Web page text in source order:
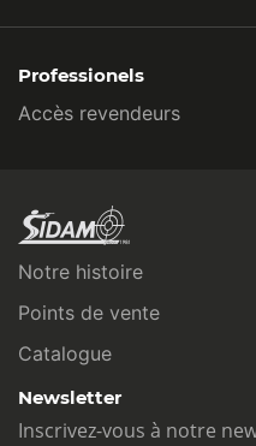
Professionels
Accès revendeurs
Notre histoire
Points de vente
Catalogue
Newsletter
Inscrivez-vous à notre